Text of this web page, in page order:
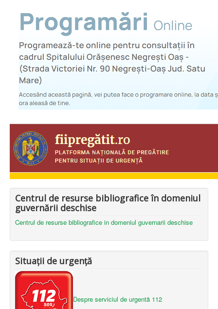
Centrul de resurse bibliografice în domeniul
guvernării deschise
Centrul de resurse bibliografice in domeniul guvernarii deschise
Situații de urgență
Despre serviciul de urgentă 112